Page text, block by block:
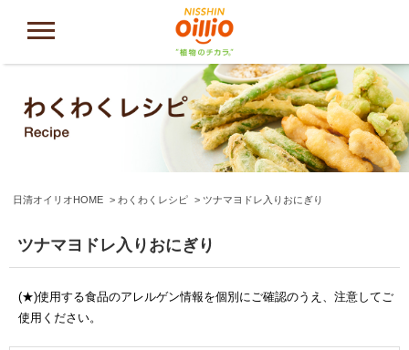
日清オイリオHOME わくわくレシピ ツナマヨドレ入りおにぎり
ツナマヨドレ入りおにぎり
(★)使用する食品のアレルゲン情報を個別にご確認のうえ、注意してご
使用ください。